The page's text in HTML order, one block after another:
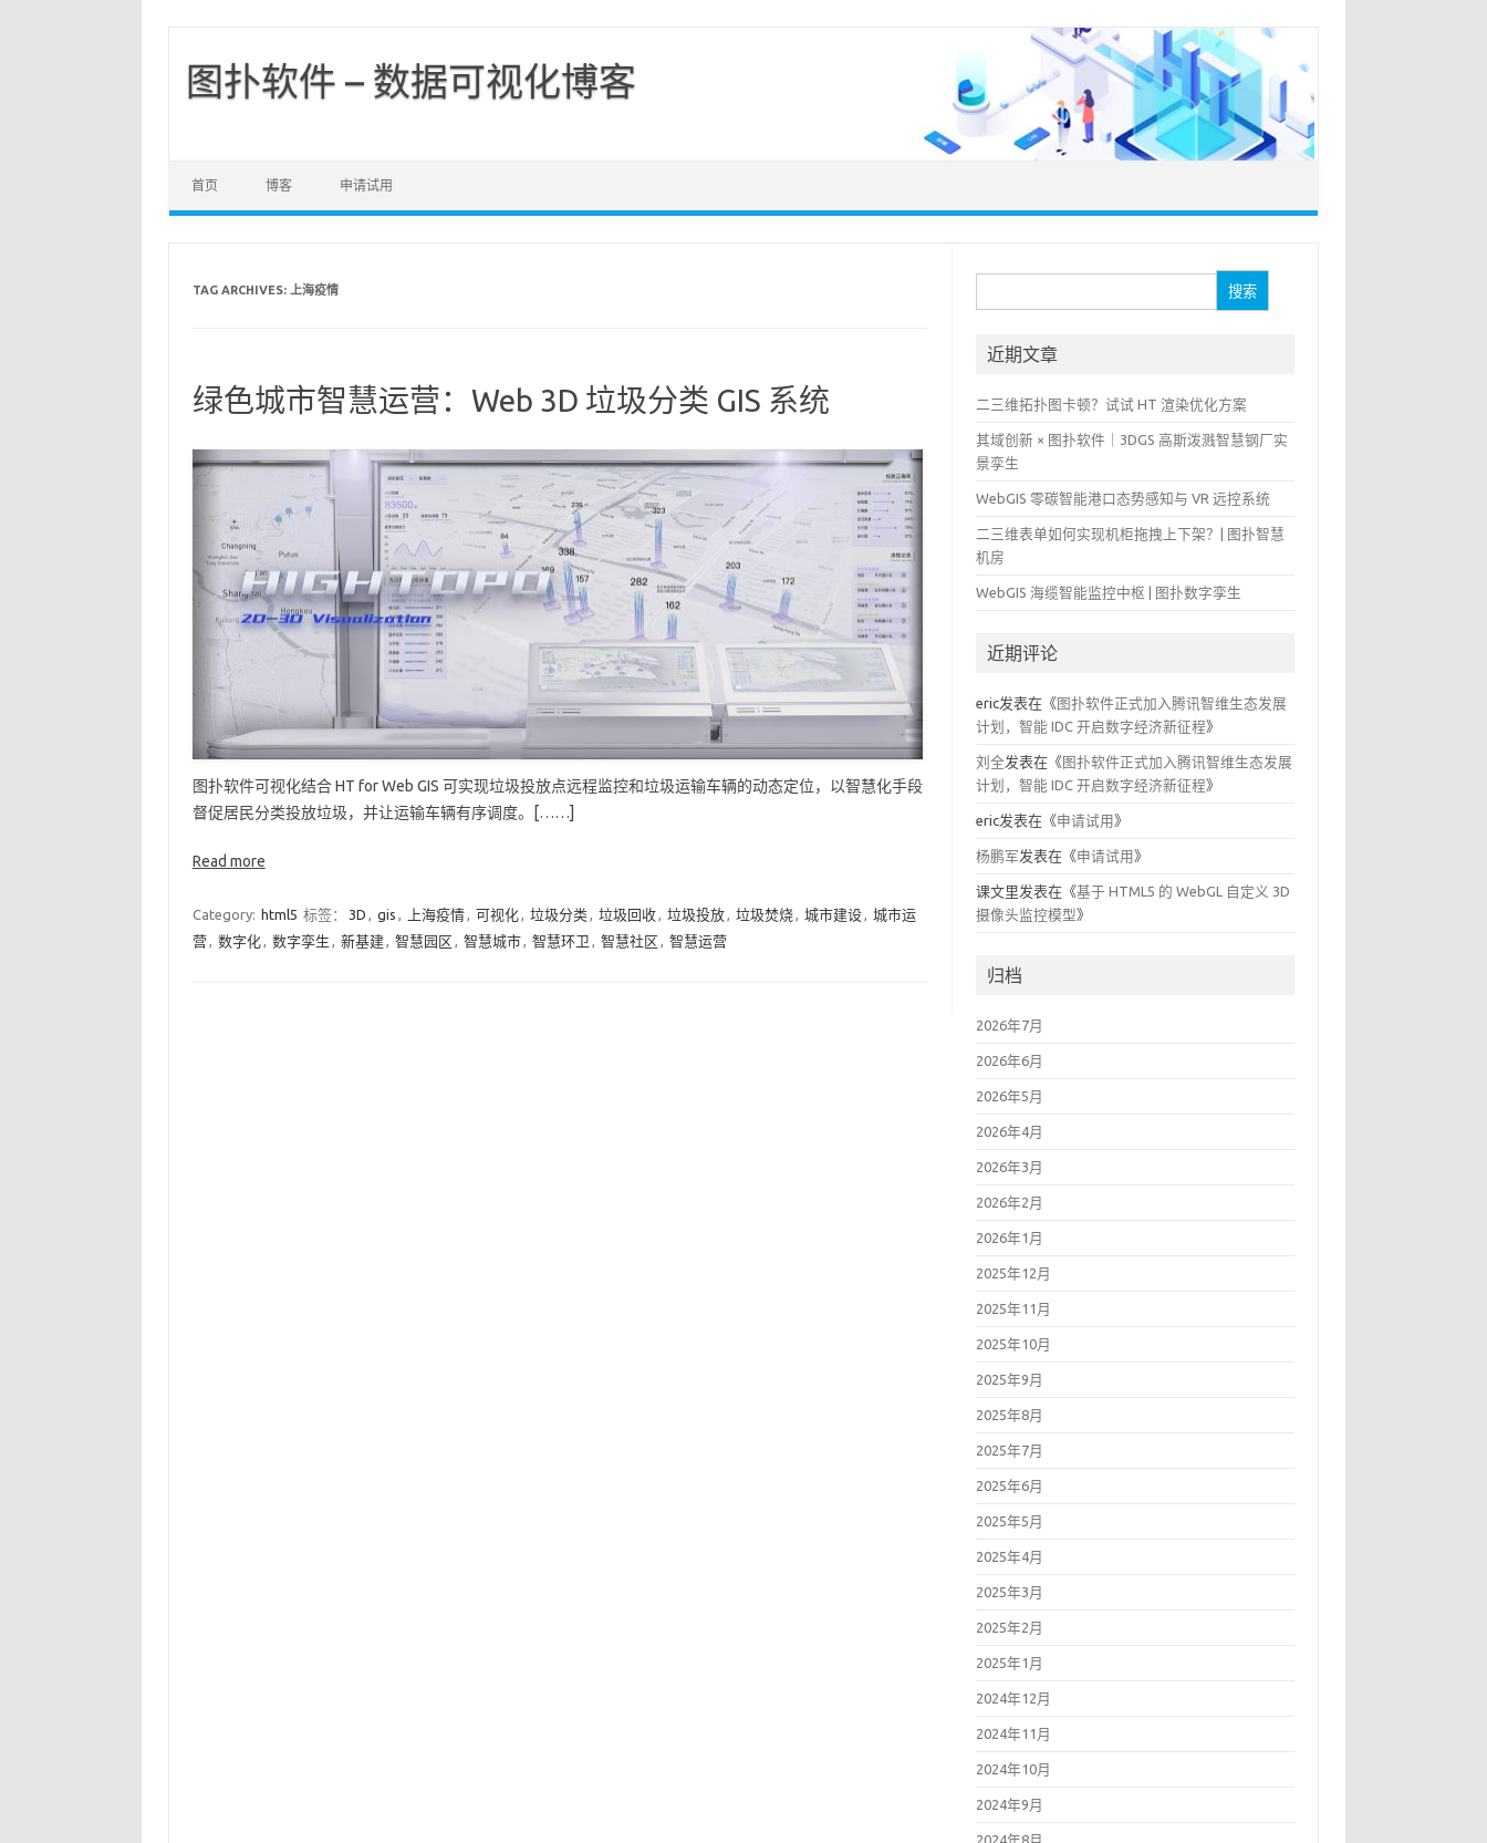
图扑软件 – 数据可视化博客
首页 博客 申请试用
TAG ARCHIVES: 上海疫情
绿色城市智慧运营：Web 3D 垃圾分类 GIS 系统
图扑软件可视化结合 HT for Web GIS 可实现垃圾投放点远程监控和垃圾运输车辆的动态定位，以智慧化手段
督促居民分类投放垃圾，并让运输车辆有序调度。[……]
Read more
Category: html5 标签： 3D , gis , 上海疫情, 可视化, 垃圾分类, 垃圾回收, 垃圾投放, 垃圾焚烧, 城市建设, 城市运
营, 数字化, 数字孪生 , 新基建, 智慧园区 , 智慧城市, 智慧环卫 , 智慧社区 , 智慧运营
索：
近期文章
二三维拓扑图卡顿？试试 HT 渲染优化方案
其域创新 × 图扑软件｜3DGS 高斯泼溅智慧钢厂实
景孪生
WebGIS 零碳智能港口态势感知与 VR 远控系统
二三维表单如何实现机柜拖拽上下架？| 图扑智慧
机房
WebGIS 海缆智能监控中枢 | 图扑数字孪生
近期评论
eric发表在《 图扑软件正式加入腾讯智维生态发展
计划，智能 IDC 开启数字经济新征程》
刘全发表在《 图扑软件正式加入腾讯智维生态发展
计划，智能 IDC 开启数字经济新征程》
eric发表在《申请试用 》
杨鹏军发表在《申请试用 》
课文里发表在《基于 HTML5 的 WebGL 自定义 3D
摄像头监控模型》
归档
2026年7月
2026年6月
2026年5月
2026年4月
2026年3月
2026年2月
2026年1月
2025年12月
2025年11月
2025年10月
2025年9月
2025年8月
2025年7月
2025年6月
2025年5月
2025年4月
2025年3月
2025年2月
2025年1月
2024年12月
2024年11月
2024年10月
2024年9月
2024年8月